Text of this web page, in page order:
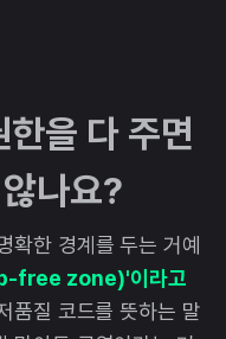
을 다 주면
나요?
확한 경계를 두는 거예
free zone)'이라고
품질 코드를 뜻하는 말